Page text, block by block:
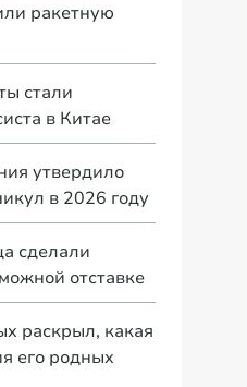
ракетную
стали
в Китае
утвердило
в 2026 году
сделали
отставке
раскрыл, какая
его родных